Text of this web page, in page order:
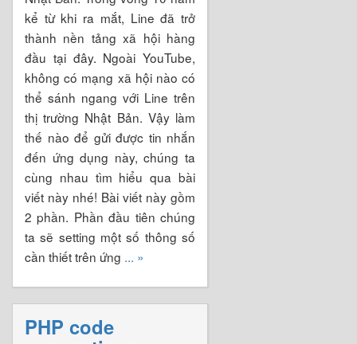
kể từ khi ra mắt, Line đã trở
thành nền tảng xã hội hàng
đầu tại đây. Ngoài YouTube,
không có mạng xã hội nào có
thể sánh ngang với Line trên
thị trường Nhật Bản. Vậy làm
thế nào để gửi được tin nhắn
đến ứng dụng này, chúng ta
cùng nhau tìm hiểu qua bài
viết này nhé! Bài viết này gồm
2 phần. Phần đầu tiên chúng
ta sẽ setting một số thông số
cần thiết trên ứng ... »
PHP code